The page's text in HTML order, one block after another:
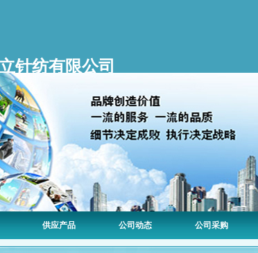
针纺有限公司
供应产品 公司动态 公司采购